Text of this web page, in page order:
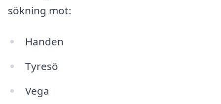
sökning mot:
Handen
Tyresö
Vega